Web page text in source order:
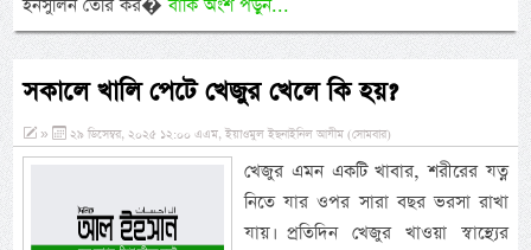
ইনসুলিন তৈরি কর�বাকি অংশ পড়ুন...
সকালে খালি পেটে খেজুর খেলে কি হয়?
» ২৯ ডিসেম্বর, ২০২৫ ১২:০০ এএম, ইয়াওমুল ইছনাইনিল আযীম (সোমবার)
খেজুর এমন একটি খাবার, শরীরের যত্ন
নিতে যার ওপর সারা বছর ভরসা রাখা
যায়। প্রতিদিন খেজুর খাওয়া স্বাস্থ্যের